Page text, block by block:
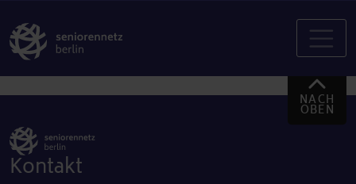
NACH
OBEN
Kontakt